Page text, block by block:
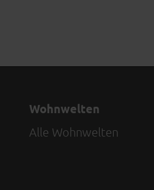
Wohnwelten
Alle Wohnwelten